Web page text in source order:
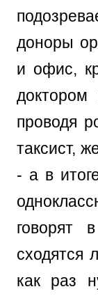
доноры
и офис,
проводя
таксист,
- а в
говорят
сходятся
как раз